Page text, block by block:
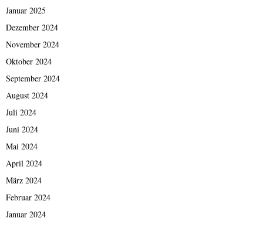
Januar 2025
Dezember 2024
November 2024
Oktober 2024
September 2024
August 2024
Juli 2024
Juni 2024
Mai 2024
April 2024
März 2024
Februar 2024
Januar 2024